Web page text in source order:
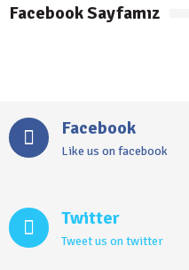
Facebook Sayfamız
Facebook
Like us on facebook
Twitter
Tweet us on twitter